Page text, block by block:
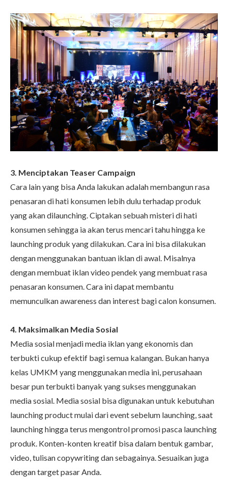
3. Menciptakan Teaser Campaign
Cara lain yang bisa Anda lakukan adalah membangun rasa
penasaran di hati konsumen lebih dulu terhadap produk
yang akan dilaunching. Ciptakan sebuah misteri di hati
konsumen sehingga ia akan terus mencari tahu hingga ke
launching produk yang dilakukan. Cara ini bisa dilakukan
dengan menggunakan bantuan iklan di awal. Misalnya
dengan membuat iklan video pendek yang membuat rasa
penasaran konsumen. Cara ini dapat membantu
memunculkan awareness dan interest bagi calon konsumen.
4. Maksimalkan Media Sosial
Media sosial menjadi media iklan yang ekonomis dan
terbukti cukup efektif bagi semua kalangan. Bukan hanya
kelas UMKM yang menggunakan media ini, perusahaan
besar pun terbukti banyak yang sukses menggunakan
media sosial. Media sosial bisa digunakan untuk kebutuhan
launching product mulai dari event sebelum launching, saat
launching hingga terus mengontrol promosi pasca launching
produk. Konten-konten kreatif bisa dalam bentuk gambar,
video, tulisan copywriting dan sebagainya. Sesuaikan juga
dengan target pasar Anda.